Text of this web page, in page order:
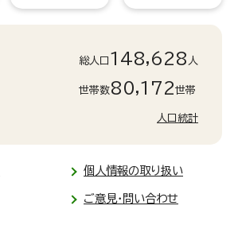
総人口 148,628 人
世帯数80,172世帯
人口統計
個人情報の取り扱い
ご意見・問い合わせ